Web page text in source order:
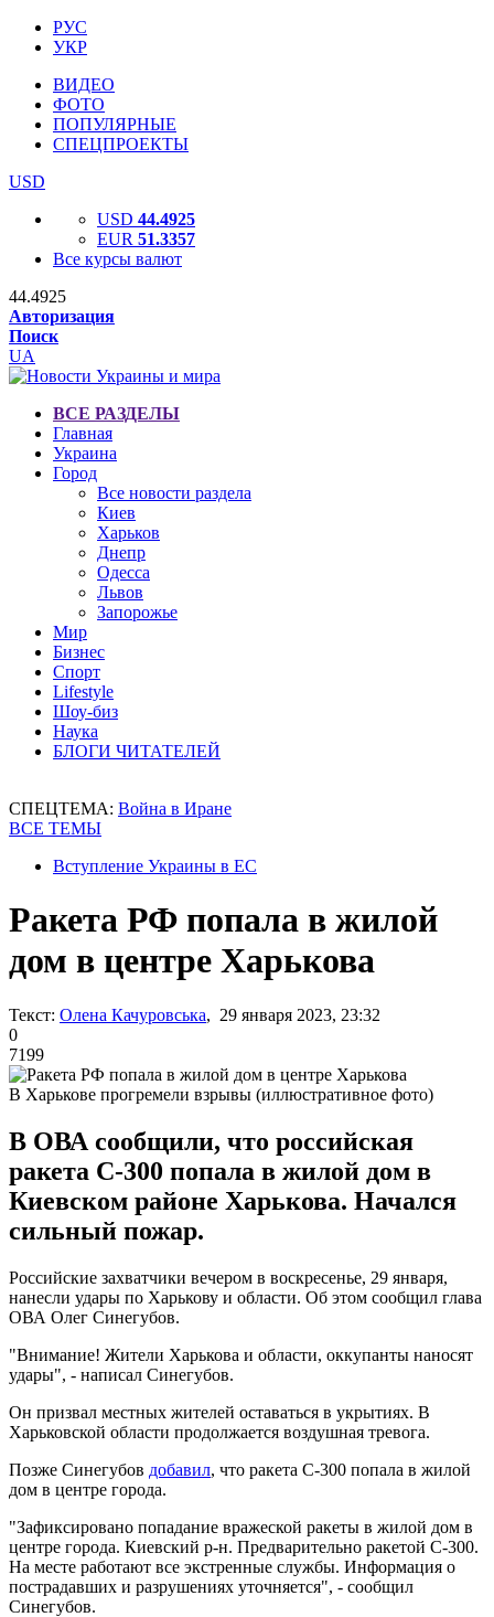
РУС
УКР
ВИДЕО
ФОТО
ПОПУЛЯРНЫЕ
СПЕЦПРОЕКТЫ
USD
USD 44.4925
EUR 51.3357
Все курсы валют
44.4925
Авторизация
Поиск
UA
ВСЕ РАЗДЕЛЫ
Главная
Украина
Город
Все новости раздела
Киев
Харьков
Днепр
Одесса
Львов
Запорожье
Мир
Бизнес
Спорт
Lifestyle
Шоу-биз
Наука
БЛОГИ ЧИТАТЕЛЕЙ
СПЕЦТЕМА: Война в Иране
ВСЕ ТЕМЫ
Вступление Украины в ЕС
Ракета РФ попала в жилой
дом в центре Харькова
Текст: Олена Качуровська, 29 января 2023, 23:32
0
7199
В Харькове прогремели взрывы (иллюстративное фото)
В ОВА сообщили, что российская
ракета С-300 попала в жилой дом в
Киевском районе Харькова. Начался
сильный пожар.
Российские захватчики вечером в воскресенье, 29 января,
нанесли удары по Харькову и области. Об этом сообщил глава
ОВА Олег Синегубов.
"Внимание! Жители Харькова и области, оккупанты наносят
удары", - написал Синегубов.
Он призвал местных жителей оставаться в укрытиях. В
Харьковской области продолжается воздушная тревога.
Позже Синегубов добавил, что ракета С-300 попала в жилой
дом в центре города.
"Зафиксировано попадание вражеской ракеты в жилой дом в
центре города. Киевский р-н. Предварительно ракетой С-300.
На месте работают все экстренные службы. Информация о
пострадавших и разрушениях уточняется", - сообщил
Синегубов.